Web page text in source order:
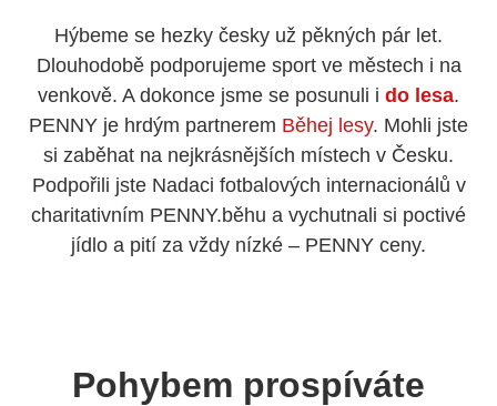
Hýbeme se hezky česky už pěkných pár let.
Dlouhodobě podporujeme sport ve městech i na
venkově. A dokonce jsme se posunuli i do lesa.
PENNY je hrdým partnerem Běhej lesy. Mohli jste
si zaběhat na nejkrásnějších místech v Česku.
Podpořili jste Nadaci fotbalových internacionálů v
charitativním PENNY.běhu a vychutnali si poctivé
jídlo a pití za vždy nízké – PENNY ceny.
Pohybem prospíváte